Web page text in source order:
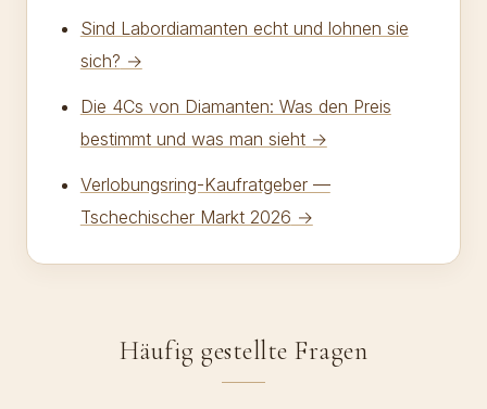
Sind Labordiamanten echt und lohnen sie
sich? →
Die 4Cs von Diamanten: Was den Preis
bestimmt und was man sieht→
Verlobungsring-Kaufratgeber —
Tschechischer Markt 2026 →
Häufig gestellte Fragen